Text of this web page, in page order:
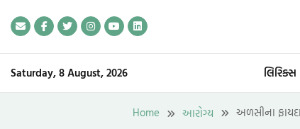
Saturday, 8 August, 2026 લિરિક્સ
Home આરોગ્ય અળસીના ફાયદા